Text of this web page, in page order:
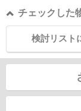
チェックした
検討リスト